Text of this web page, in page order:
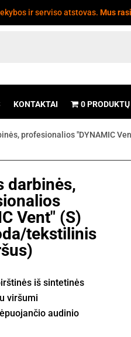
ir serviso atstovas. Mus
KONTAKTAI 0 PRODUKTŲ
profesionalios "DYNAMIC
darbinės,
Vent" (S)
tekstilinis
iš sintetinės
viršumi
audinio